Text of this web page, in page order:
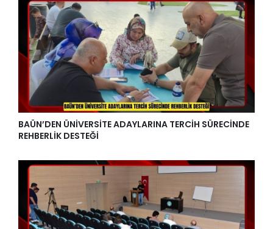
BAÜN’DEN ÜNİVERSİTE ADAYLARINA TERCİH SÜRECİNDE
REHBERLİK DESTEĞİ